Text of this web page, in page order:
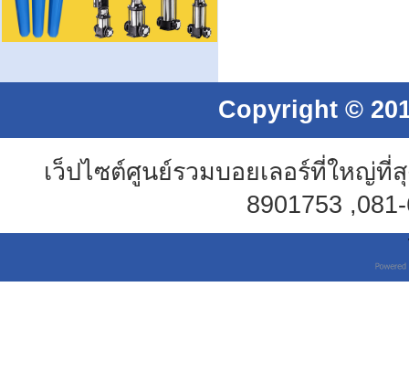
Copyright ©
เว็ปไซต์ศูนย์รวมบอยเลอร์ที่ใหญ่ที่
8901753